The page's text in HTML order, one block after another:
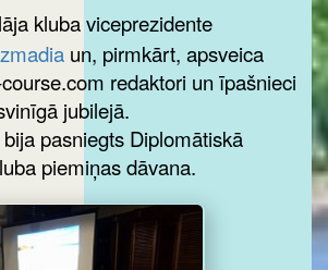
kluba viceprezidente
un, pirmkārt, apsveica
redaktori un īpašnieci
jubilejā.
pasniegts Diplomātiskā
piemiņas dāvana.